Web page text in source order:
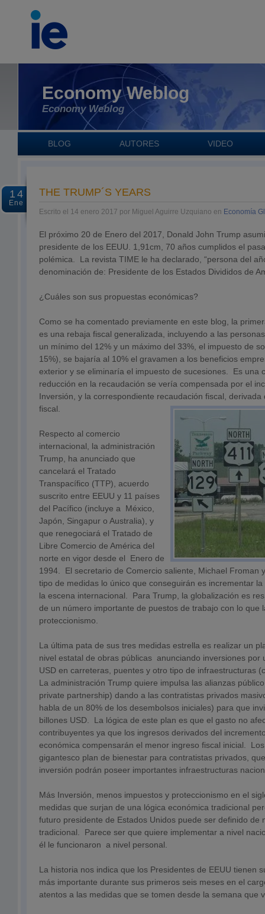
Economy Weblog
Economy Weblog
BLOG AUTORES VIDEO
14
Ene
THE TRUMP´S YEARS
Escrito el 14 enero 2017 por Miguel Aguirre Uzquiano en Economía
El próximo 20 de Enero del 2017, Donald John Trump
presidente de los EEUU. 1,91cm, 70 años cumplidos el
polémica. La revista TIME le ha declarado, “persona del
denominación de: Presidente de los Estados Divididos de
¿Cuáles son sus propuestas económicas?
Como se ha comentado previamente en este blog, la
es una rebaja fiscal generalizada, incluyendo a las
un mínimo del 12% y un máximo del 33%, el impuesto de
15%), se bajaría al 10% el gravamen a los beneficios
exterior y se eliminaría el impuesto de sucesiones. Es una
reducción en la recaudación se vería compensada por el
Inversión, y la correspondiente recaudación fiscal,
fiscal.
Respecto al comercio
internacional, la administración
Trump, ha anunciado que
cancelará el Tratado
Transpacífico (TTP), acuerdo
suscrito entre EEUU y 11 países
del Pacífico (incluye a México,
Japón, Singapur o Australia), y
que renegociará el Tratado de
Libre Comercio de América del
norte en vigor desde el Enero de
1994. El secretario de Comercio saliente, Michael Froman
tipo de medidas lo único que conseguirán es incrementar
la escena internacional. Para Trump, la globalización es
de un número importante de puestos de trabajo con lo que
proteccionismo.
La última pata de sus tres medidas estrella es realizar un
nivel estatal de obras públicas anunciando inversiones por
USD en carreteras, puentes y otro tipo de infraestructuras
La administración Trump quiere impulsa las alianzas
private partnership) dando a las contratistas privados
habla de un 80% de los desembolsos iniciales) para que
billones USD. La lógica de este plan es que el gasto no
contribuyentes ya que los ingresos derivados del
económica compensarán el menor ingreso fiscal inicial.
gigantesco plan de bienestar para contratistas privados,
inversión podrán poseer importantes infraestructuras
Más Inversión, menos impuestos y proteccionismo en el
medidas que surjan de una lógica económica tradicional
futuro presidente de Estados Unidos puede ser definido de
tradicional. Parece ser que quiere implementar a nivel
él le funcionaron a nivel personal.
La historia nos indica que los Presidentes de EEUU tienen
más importante durante sus primeros seis meses en el
atentos a las medidas que se tomen desde la semana que